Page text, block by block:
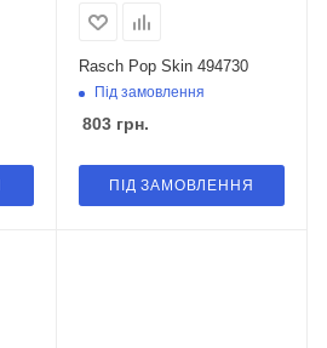
Rasch Pop Skin 494730
Під замовлення
803грн.
ПІД ЗАМОВЛЕННЯ